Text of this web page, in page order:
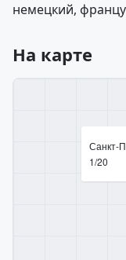
немецкий,
На карте
Санкт-
1/20